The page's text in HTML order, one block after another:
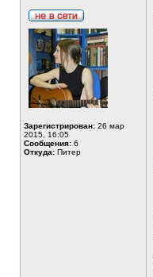
Зарегистрирован: 26 мар
2015, 16:05
Сообщения: 6
Откуда: Питер